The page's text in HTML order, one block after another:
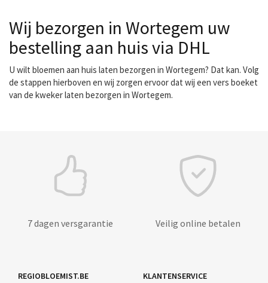
Wij bezorgen in Wortegem uw
bestelling aan huis via DHL
U wilt bloemen aan huis laten bezorgen in Wortegem? Dat kan. Volg
de stappen hierboven en wij zorgen ervoor dat wij een vers boeket
van de kweker laten bezorgen in Wortegem.
7 dagen versgarantie Veilig online betalen
REGIOBLOEMIST.BE KLANTENSERVICE